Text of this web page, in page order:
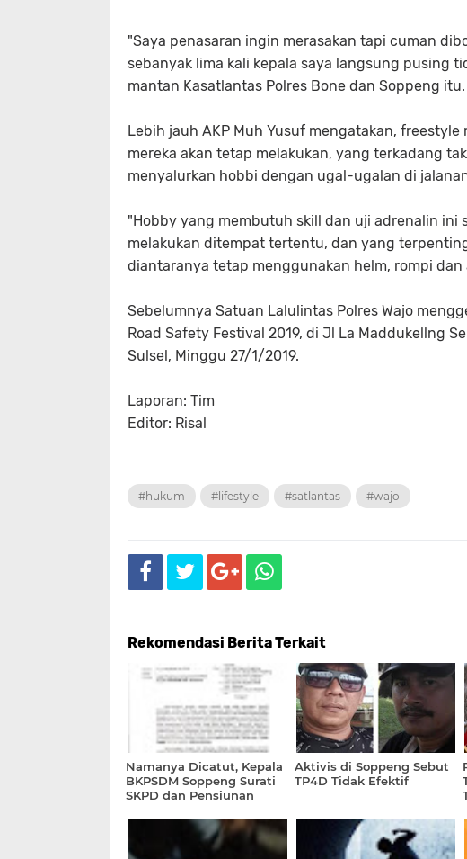
"Saya penasaran ingin merasakan tapi cuman
sebanyak lima kali kepala saya langsung pusing
mantan Kasatlantas Polres Bone dan Soppeng itu.
Lebih jauh AKP Muh Yusuf mengatakan,
mereka akan tetap melakukan, yang terkadang
menyalurkan hobbi dengan ugal-ugalan di
"Hobby yang membutuh skill dan uji adrenalin ini
melakukan ditempat tertentu, dan yang
diantaranya tetap menggunakan helm, rompi dan
Sebelumnya Satuan Lalulintas Polres Wajo
Road Safety Festival 2019, di Jl La Maddukellng
Sulsel, Minggu 27/1/2019.
Laporan: Tim
Editor: Risal
#hukum #lifestyle #satlantas #wajo
Rekomendasi Berita Terkait
Namanya Dicatut, Kepala
BKPSDM Soppeng Surati
SKPD dan Pensiunan
Aktivis di Soppeng Sebut
TP4D Tidak Efektif